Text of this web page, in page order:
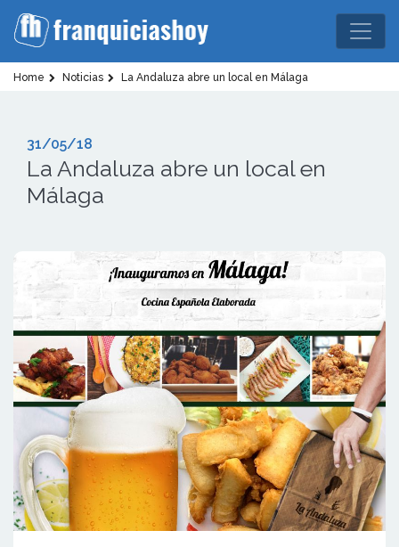
Home Noticias La Andaluza abre un local en Málaga
31/05/18
La Andaluza abre un local en
Málaga